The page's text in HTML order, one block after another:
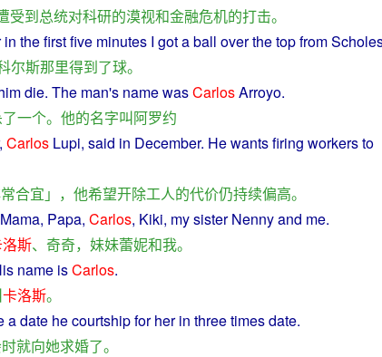
受到总统对科研的漠视和金融危机的打击。
in thefirstfive minutes I gotaball over the topfrom
尔斯那里得到了球。
die. The man's namewasCarlosArroyo.
了一个。 他的名字叫阿罗约
, Carlos Lupi, said in December. Hewantsfiring workersto
合宜 」， 他希望开除工人的代价仍持续偏高。
Mama, Papa, Carlos, Kiki, mysisterNennyand me.
斯、 奇奇， 妹妹蕾妮和我。
name isCarlos.
卡洛斯。
adate hecourtshipforher in threetimesdate.
时就向她求婚了。